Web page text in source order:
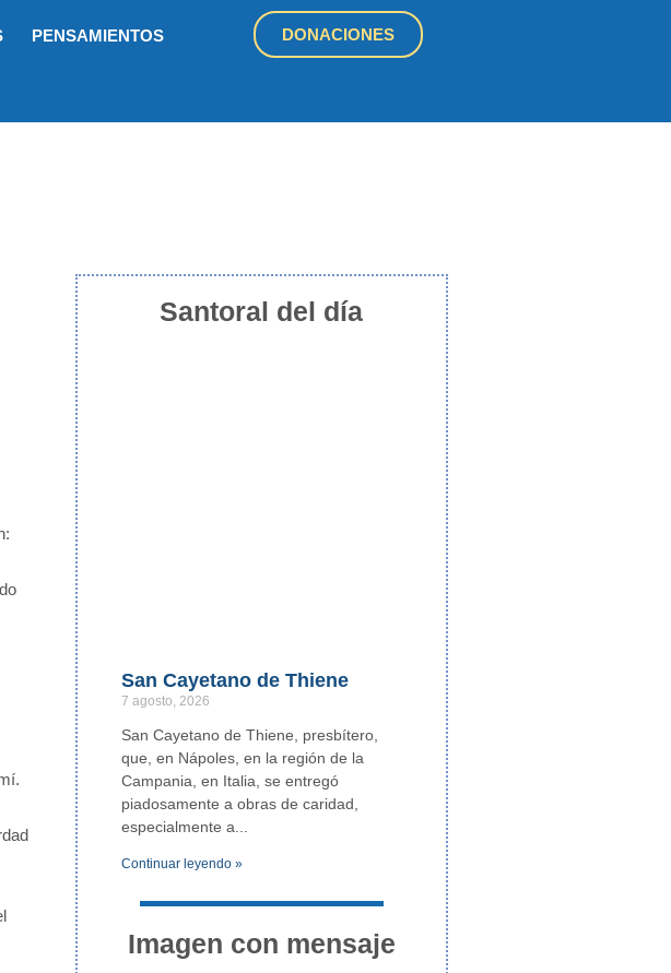
PENSAMIENTOS DONACIONES
Santoral del día
San Cayetano de Thiene
7 agosto, 2026
San Cayetano de Thiene, presbítero,
que, en Nápoles, en la región de la
Campania, en Italia, se entregó
piadosamente a obras de caridad,
especialmente a
Continuar leyendo »
Imagen con mensaje